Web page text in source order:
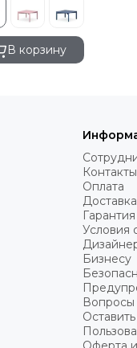
В корзину
Контакты
Оплата
Доставка
Гарантия
Условия
Бизнесу
Вопросы